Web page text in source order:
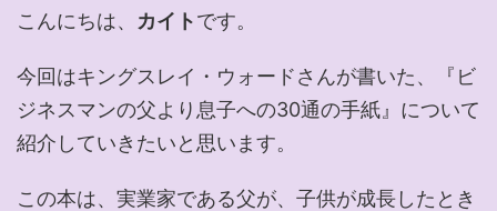
こんにちは、 カイトです。
今回はキングスレイ・ウォードさんが書いた、『ビ
ジネスマンの父より息子への30通の手紙』について
紹介していきたいと思います。
この本は、実業家である父が、子供が成長したとき